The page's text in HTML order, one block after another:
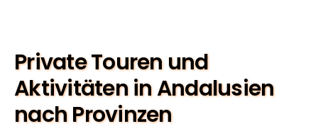
Private Touren und
Aktivitäten in Andalusien
nach Provinzen